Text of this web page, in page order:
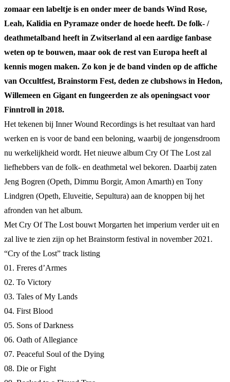
zomaar een labeltje is en onder meer de bands Wind Rose,
Leah, Kalidia en Pyramaze onder de hoede heeft. De folk- /
deathmetalband heeft in Zwitserland al een aardige fanbase
weten op te bouwen, maar ook de rest van Europa heeft al
kennis mogen maken. Zo kon je de band vinden op de affiche
van Occultfest, Brainstorm Fest, deden ze clubshows in Hedon,
Willemeen en Gigant en fungeerden ze als openingsact voor
Finntroll in 2018.
Het tekenen bij Inner Wound Recordings is het resultaat van hard
werken en is voor de band een beloning, waarbij de jongensdroom
nu werkelijkheid wordt. Het nieuwe album Cry Of The Lost zal
liefhebbers van de folk- en deathmetal wel bekoren. Daarbij zaten
Jeng Bogren (Opeth, Dimmu Borgir, Amon Amarth) en Tony
Lindgren (Opeth, Eluveitie, Sepultura) aan de knoppen bij het
afronden van het album.
Met Cry Of The Lost bouwt Morgarten het imperium verder uit en
zal live te zien zijn op het Brainstorm festival in november 2021.
“Cry of the Lost” track listing
01. Freres d’Armes
02. To Victory
03. Tales of My Lands
04. First Blood
05. Sons of Darkness
06. Oath of Allegiance
07. Peaceful Soul of the Dying
08. Die or Fight